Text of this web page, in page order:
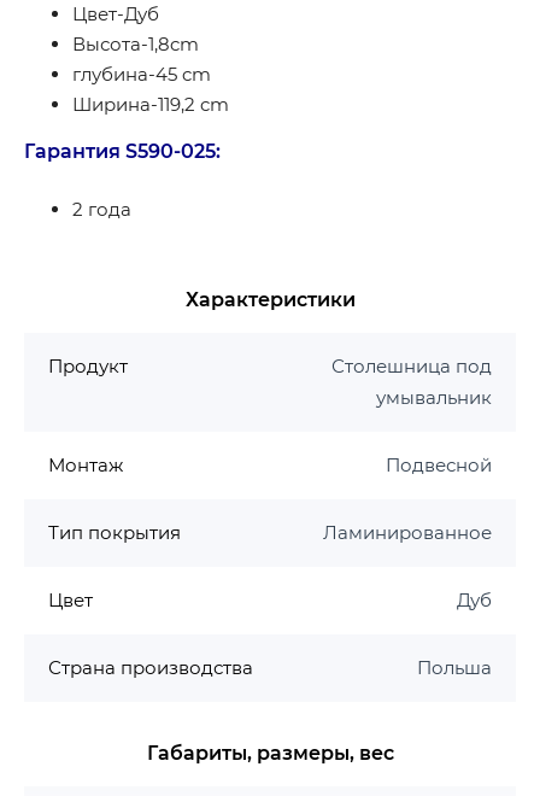
Цвет-Дуб
Высота-1,8cm
глубина-45 cm
Ширина-119,2 cm
Гарантия S590-025:
2 года
Характеристики
Продукт
Столешница под
умывальник
Монтаж Подвесной
Тип покрытия Ламинированное
Цвет Дуб
Страна производства Польша
Габариты, размеры, вес